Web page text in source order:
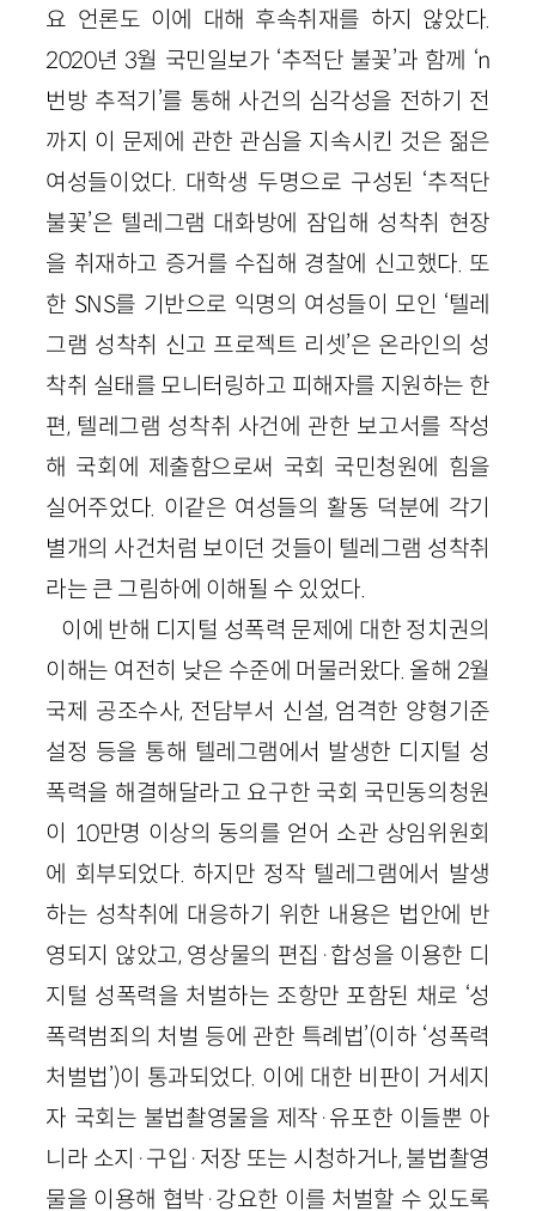
요 언론도 이에 대해 후속취재를 하지 않았다.
2020년 3월 국민일보가 ‘추적단 불꽃’과 함께 ‘n
번방 추적기’를 통해 사건의 심각성을 전하기 전
까지 이 문제에 관한 관심을 지속시킨 것은 젊은
여성들이었다. 대학생 두명으로 구성된 ‘추적단
불꽃’은 텔레그램 대화방에 잠입해 성착취 현장
을 취재하고 증거를 수집해 경찰에 신고했다. 또
한 SNS를 기반으로 익명의 여성들이 모인 ‘텔레
그램 성착취 신고 프로젝트 리셋’은 온라인의 성
착취 실태를 모니터링하고 피해자를 지원하는 한
편, 텔레그램 성착취 사건에 관한 보고서를 작성
해 국회에 제출함으로써 국회 국민청원에 힘을
실어주었다. 이같은 여성들의 활동 덕분에 각기
별개의 사건처럼 보이던 것들이 텔레그램 성착취
라는 큰 그림하에 이해될 수 있었다.
이에 반해 디지털 성폭력 문제에 대한 정치권의
이해는 여전히 낮은 수준에 머물러왔다. 올해 2월
국제 공조수사, 전담부서 신설, 엄격한 양형기준
설정 등을 통해 텔레그램에서 발생한 디지털 성
폭력을 해결해달라고 요구한 국회 국민동의청원
이 10만명 이상의 동의를 얻어 소관 상임위원회
에 회부되었다. 하지만 정작 텔레그램에서 발생
하는 성착취에 대응하기 위한 내용은 법안에 반
영되지 않았고, 영상물의 편집·합성을 이용한 디
지털 성폭력을 처벌하는 조항만 포함된 채로 ‘성
폭력범죄의 처벌 등에 관한 특례법’(이하 ‘성폭력
처벌법’)이 통과되었다. 이에 대한 비판이 거세지
자 국회는 불법촬영물을 제작·유포한 이들뿐 아
니라 소지·구입·저장 또는 시청하거나, 불법촬영
물을 이용해 협박·강요한 이를 처벌할 수 있도록